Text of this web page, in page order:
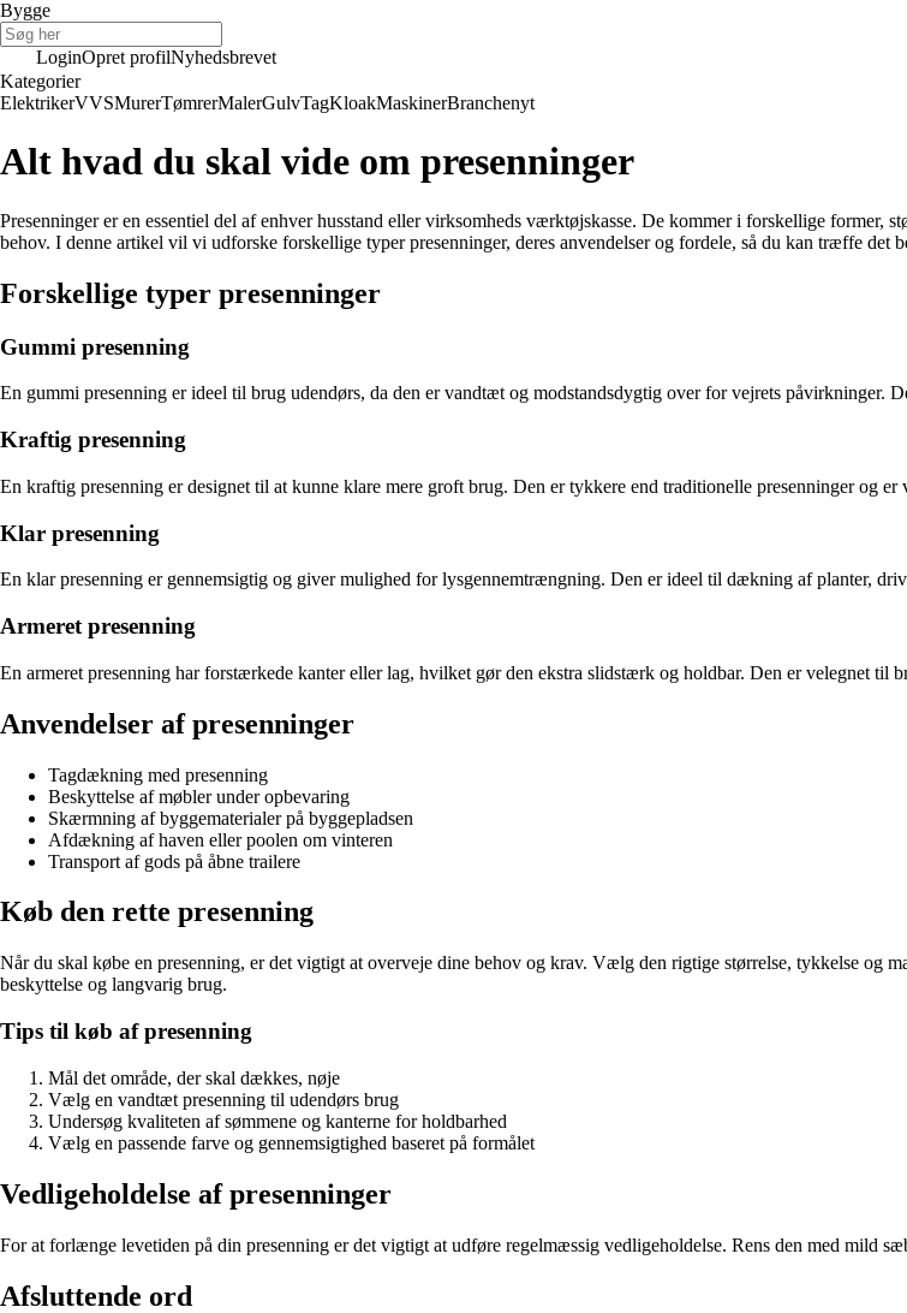
Bygge
LoginOpret profilNyhedsbrevet
Kategorier
ElektrikerVVSMurerTømrerMalerGulvTagKloakMaskinerBranchenyt
Alt hvad du skal vide om presenninger
Presenninger er en essentiel del af enhver husstand eller virksomheds værktøjskasse. De kommer i forskellige
behov. I denne artikel vil vi udforske forskellige typer presenninger, deres anvendelser og fordele, så du kan træffe det
Forskellige typer presenninger
Gummi presenning
En gummi presenning er ideel til brug udendørs, da den er vandtæt og modstandsdygtig over for vejrets påvirkninger.
Kraftig presenning
En kraftig presenning er designet til at kunne klare mere groft brug. Den er tykkere end traditionelle presenninger og er
Klar presenning
En klar presenning er gennemsigtig og giver mulighed for lysgennemtrængning. Den er ideel til dækning af planter,
Armeret presenning
En armeret presenning har forstærkede kanter eller lag, hvilket gør den ekstra slidstærk og holdbar. Den er velegnet til
Anvendelser af presenninger
Tagdækning med presenning
Beskyttelse af møbler under opbevaring
Skærmning af byggematerialer på byggepladsen
Afdækning af haven eller poolen om vinteren
Transport af gods på åbne trailere
Køb den rette presenning
Når du skal købe en presenning, er det vigtigt at overveje dine behov og krav. Vælg den rigtige størrelse, tykkelse og
beskyttelse og langvarig brug.
Tips til køb af presenning
Mål det område, der skal dækkes, nøje
Vælg en vandtæt presenning til udendørs brug
Undersøg kvaliteten af sømmene og kanterne for holdbarhed
Vælg en passende farve og gennemsigtighed baseret på formålet
Vedligeholdelse af presenninger
For at forlænge levetiden på din presenning er det vigtigt at udføre regelmæssig vedligeholdelse. Rens den med mild
Afsluttende ord